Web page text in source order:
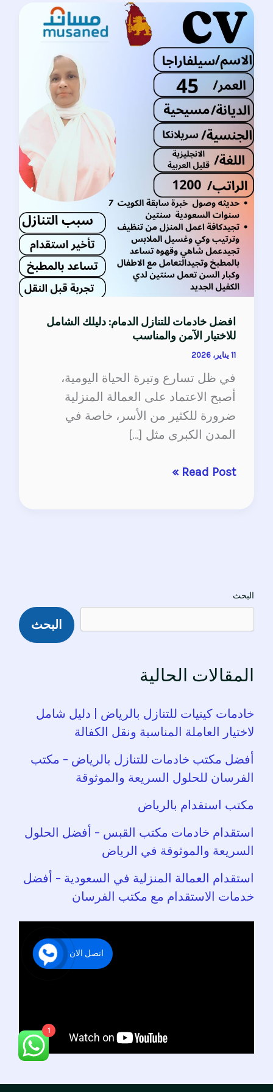
افضل خادمات للتنازل الدمام: دليلك الشامل
للاختيار الآمن والمناسب
11 يناير، 2026
في ظل تسارع وتيرة الحياة اليومية،
أصبح الاعتماد على العمالة المنزلية
ضرورة للكثير من الأسر، خاصة في
المدن الكبرى مثل […]
افضل
خادمات
للتنازل
الدمام:
دليلك
الشامل
للاختيار
الآمن
والمناسب
Read Post »
البحث
البحث
المقالات الحالية
خادمات كينيات للتنازل بالرياض | دليل شامل
لاختيار العاملة المناسبة ونقل الكفالة
أفضل مكتب خادمات للتنازل بالرياض – مكتب
الفرسان للحلول السريعة والموثوقة
مكتب استقدام بالرياض
استقدام خادمات مكتب القبس – أفضل الحلول
السريعة والموثوقة في الرياض
استقدام العمالة المنزلية في السعودية – أفضل
خدمات الاستقدام مع مكتب الفرسان
اتصل الان
1